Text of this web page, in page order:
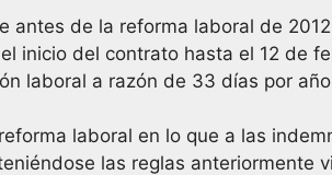
antes de la reforma laboral de
inicio del contrato hasta el 12 de
laboral a razón de 33 días por
laboral en lo que a las
las reglas anteriormente